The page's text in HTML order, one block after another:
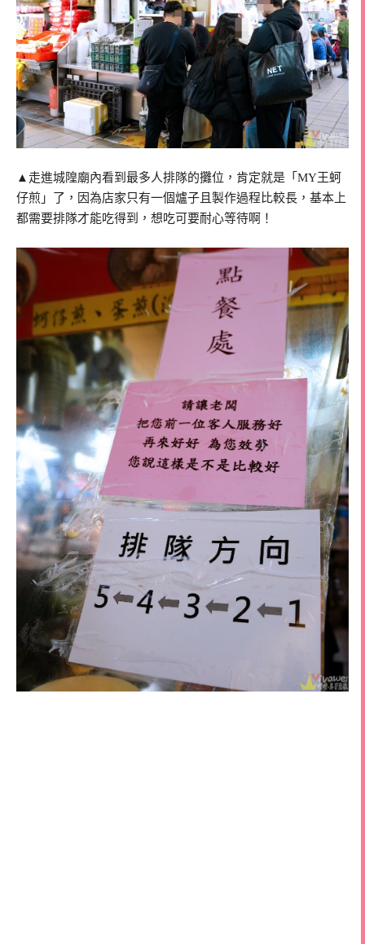
▲走進城隍廟內看到最多人排隊的攤位，肯定就是「MY王蚵
仔煎」了，因為店家只有一個爐子且製作過程比較長，基本上
都需要排隊才能吃得到，想吃可要耐心等待啊！